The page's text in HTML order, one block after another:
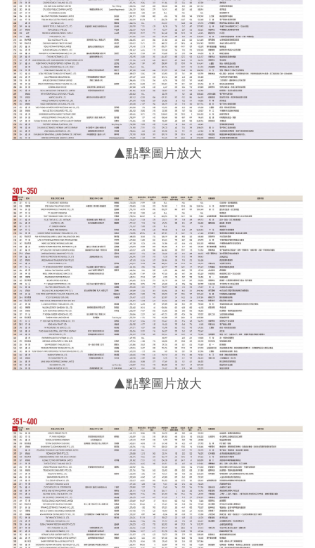
▲點擊圖片放大
▲點擊圖片放大